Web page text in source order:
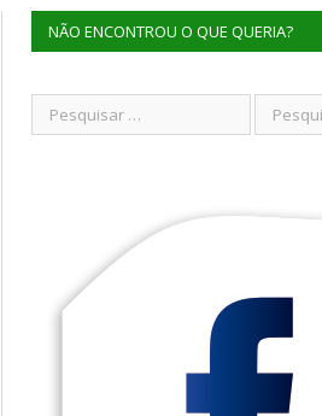
NÃO ENCONTROU O QUE QUERIA?